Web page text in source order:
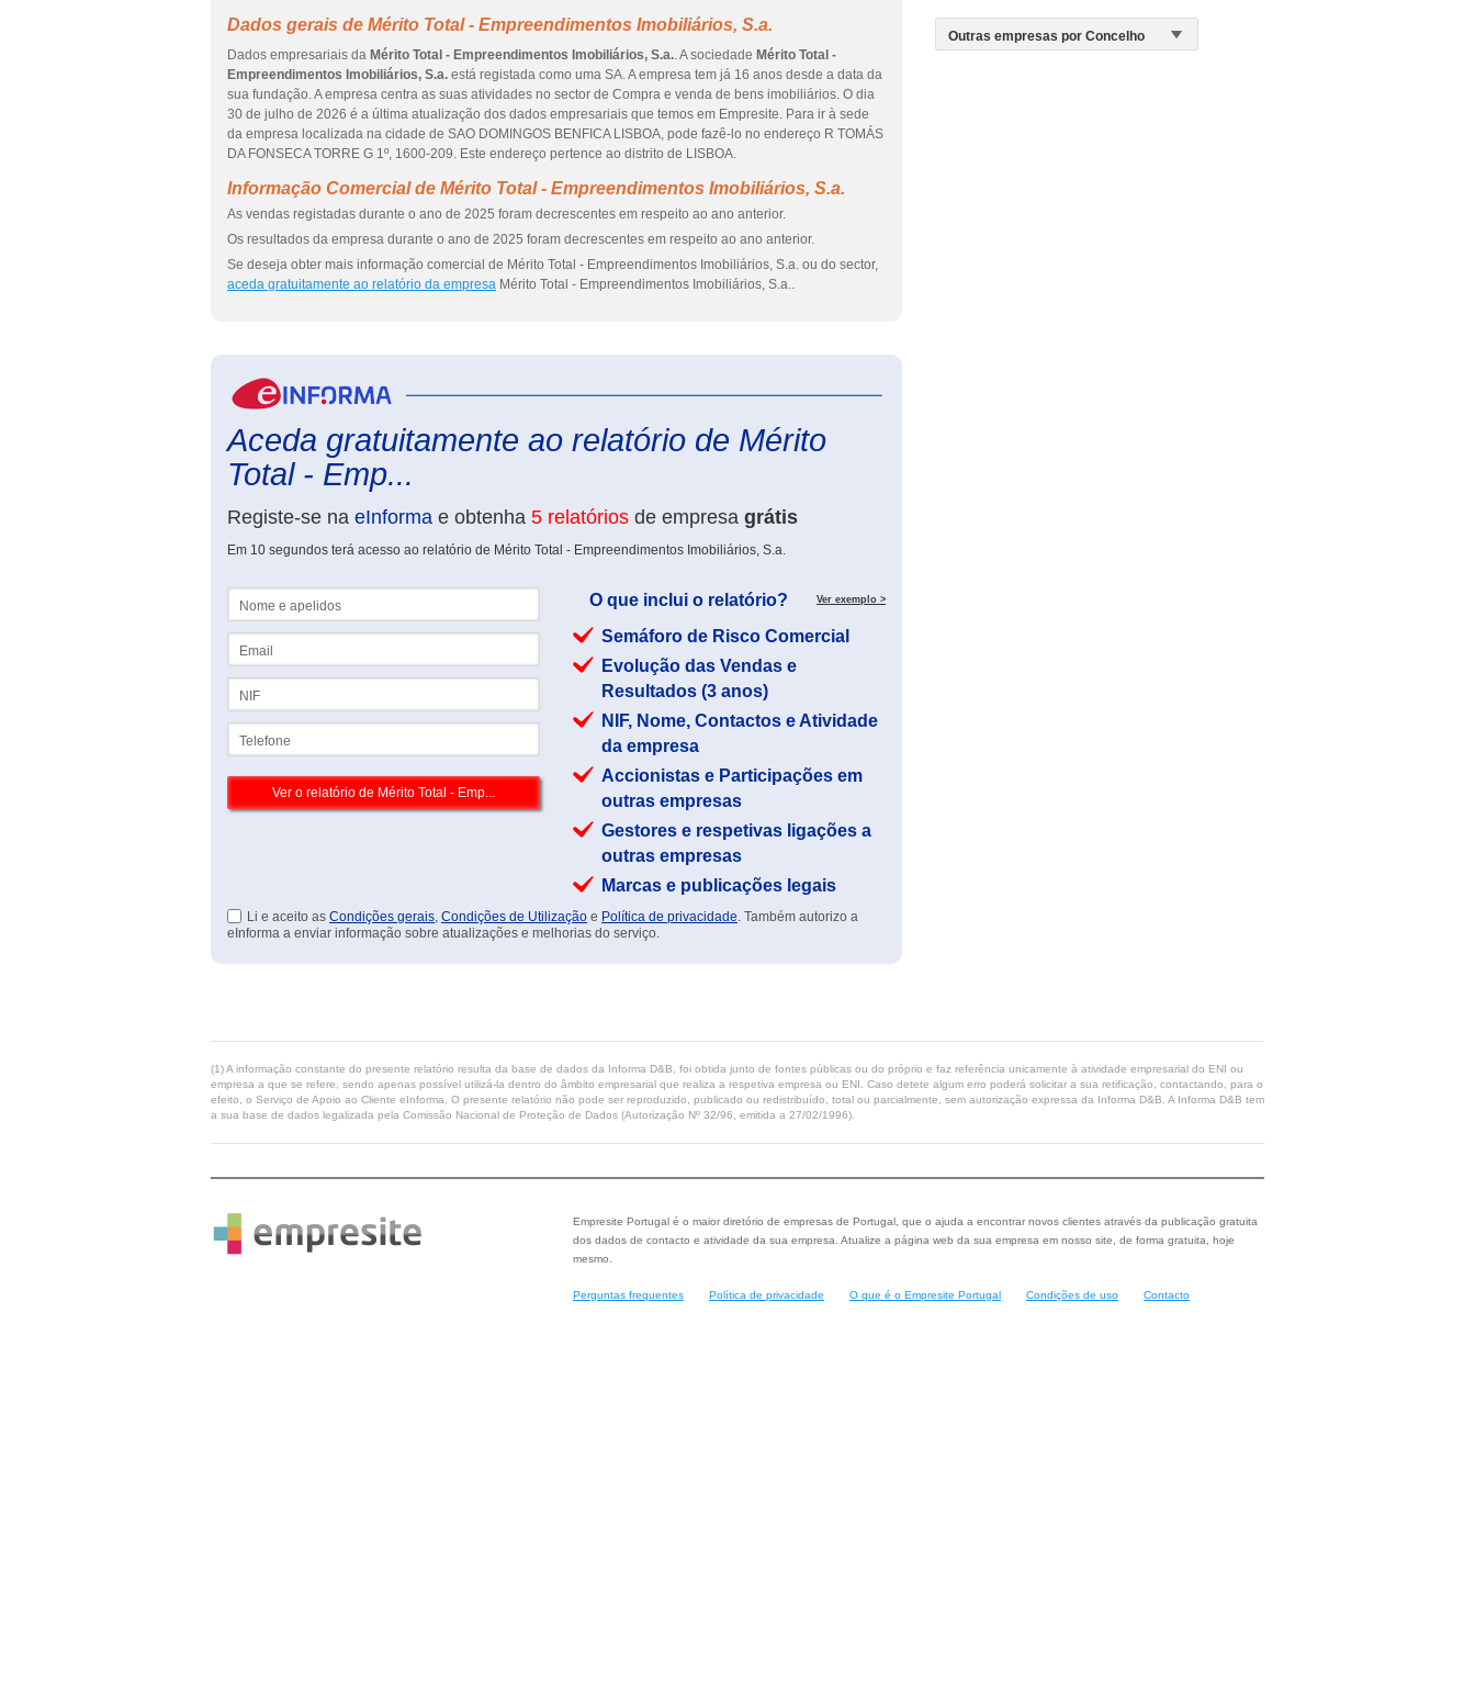
Dados gerais de Mérito Total - Empreendimentos Imobiliários, S.a.
Dados empresariais da Mérito Total - Empreendimentos Imobiliários, S.a.. A sociedade Mérito Total -
Empreendimentos Imobiliários, S.a. está registada como uma SA. A empresa tem já 16 anos desde a data da
sua fundação. A empresa centra as suas atividades no sector de Compra e venda de bens imobiliários. O dia
30 de julho de 2026 é a última atualização dos dados empresariais que temos em Empresite. Para ir à sede
da empresa localizada na cidade de SAO DOMINGOS BENFICA LISBOA, pode fazê-lo no endereço R TOMÁS
DA FONSECA TORRE G 1º, 1600-209. Este endereço pertence ao distrito de LISBOA.
Informação Comercial de Mérito Total - Empreendimentos Imobiliários, S.a.
As vendas registadas durante o ano de 2025 foram decrescentes em respeito ao ano anterior.
Os resultados da empresa durante o ano de 2025 foram decrescentes em respeito ao ano anterior.
Se deseja obter mais informação comercial de Mérito Total - Empreendimentos Imobiliários, S.a. ou do sector,
aceda gratuitamente ao relatório da empresa Mérito Total - Empreendimentos Imobiliários, S.a..
Aceda gratuitamente ao relatório de Mérito
Total - Emp...
Registe-se na eInforma e obtenha 5 relatórios de empresa grátis
Em 10 segundos terá acesso ao relatório de Mérito Total - Empreendimentos Imobiliários, S.a.
O que inclui o relatório? Ver exemplo >
Semáforo de Risco Comercial
Evolução das Vendas e
Resultados (3 anos)
NIF, Nome, Contactos e Atividade
da empresa
Accionistas e Participações em
outras empresas
Gestores e respetivas ligações a
outras empresas
Marcas e publicações legais
Li e aceito as Condições gerais, Condições de Utilização e Política de privacidade. Também autorizo a
eInforma a enviar informação sobre atualizações e melhorias do serviço.
(1) A informação constante do presente relatório resulta da base de dados da Informa D&B, foi obtida junto de fontes públicas ou do próprio e faz referência unicamente à atividade empresarial do ENI ou
empresa a que se refere, sendo apenas possível utilizá-la dentro do âmbito empresarial que realiza a respetiva empresa ou ENI. Caso detete algum erro poderá solicitar a sua retificação, contactando, para o
efeito, o Serviço de Apoio ao Cliente eInforma. O presente relatório não pode ser reproduzido, publicado ou redistribuído, total ou parcialmente, sem autorização expressa da Informa D&B. A Informa D&B tem
a sua base de dados legalizada pela Comissão Nacional de Proteção de Dados (Autorização Nº 32/96, emitida a 27/02/1996).
Empresite Portugal é o maior diretório de empresas de Portugal, que o ajuda a encontrar novos clientes através da publicação gratuita
dos dados de contacto e atividade da sua empresa. Atualize a página web da sua empresa em nosso site, de forma gratuita, hoje
mesmo.
Perguntas frequentes Política de privacidade O que é o Empresite Portugal Condições de uso Contacto